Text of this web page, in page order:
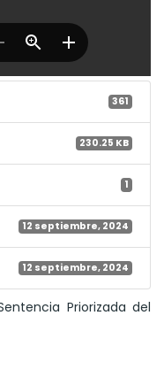
361
230.25 KB
1
12 septiembre, 2024
12 septiembre, 2024
Priorizada del